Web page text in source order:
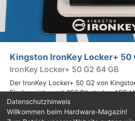
Kingston IronKey Locker+ 50
IronKey Locker+ 50 G2 64 GB
Der IronKey Locker+ 50 G2 von
Flashspeicher mit 256 Bit starker AES-
XTS-Modus. Wir haben das 64-GB-
genauer begutachtet.
Datenschutzhinweis
Willkommen beim Hardware-Magazin!